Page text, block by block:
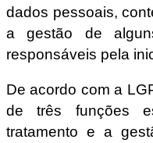
dados pessoais,
a gestão de
responsáveis pela
De acordo com a
de três funções
tratamento e a